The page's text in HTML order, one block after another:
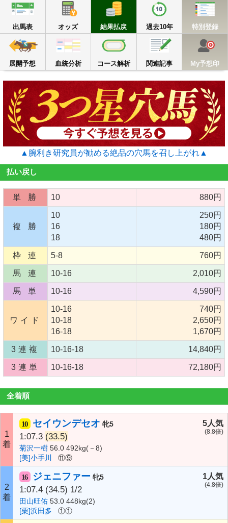
出馬表 オッズ
結果払戻
結果払戻
過去10年
過去10年
特別登録
展開予想
展開予想
血統分析
血統分析
コース解析
コース解析
関連記事
関連記事 My予想印
▲腕利き研究員が勧める絶品の穴馬を召し上がれ▲
払い戻し
単 勝 10 880円
複 勝
10
16
18
250円
180円
480円
枠 連 5-8 760円
馬 連 10-16 2,010円
馬 単 10-16 4,590円
ワイド
10-16
10-18
16-18
740円
2,650円
1,670円
3連複 10-16-18 14,840円
3連単 10-16-18 72,180円
全着順
1
着
10 セイウンデセオ 牝5
1:07.3 (33.5)
菊沢一樹 56.0 492kg(－8)
[美]小手川
⑪⑨
5人気
(8.8倍)
2
着
16 ジェニファー 牝5
1:07.4 (34.5) 1/2
田山旺佑 53.0 448kg(2)
[栗]浜田多
①①
1人気
(4.8倍)